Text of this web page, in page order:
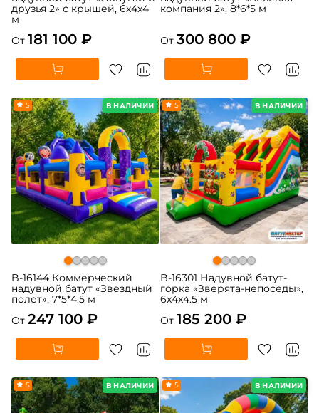
друзья 2» с крышей, 6x4x4
м
От 181 100 ₽
компания 2», 8*6*5 м
От 300 800 ₽
В НАЛИЧИИ
5
B-16144 Коммерческий
надувной батут «Звездный
полет», 7*5*4.5 м
От 247 100 ₽
В НАЛИЧИИ
5
B-16301 Надувной батут-
горка «Зверята-непоседы»,
6x4x4.5 м
От 185 200 ₽
В НАЛИЧИИ
5 В НАЛИЧИИ
5